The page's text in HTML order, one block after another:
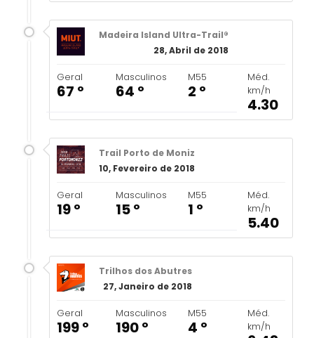
Madeira Island Ultra-Trail®
28, Abril de 2018
Geral
67 º
Masculinos
64 º
M55
2 º
Méd.
km/h
4.30
Trail Porto de Moniz
10, Fevereiro de 2018
Geral
19 º
Masculinos
15 º
M55
1 º
Méd.
km/h
5.40
Trilhos dos Abutres
27, Janeiro de 2018
Geral
199 º
Masculinos
190 º
M55
4 º
Méd.
km/h